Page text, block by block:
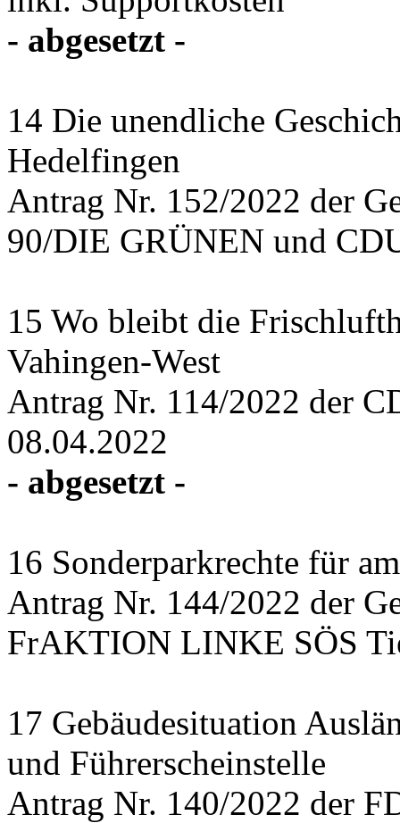
- abgesetzt -
14 Die unendliche
Hedelfingen
Antrag Nr. 152/2022 der
90/DIE GRÜNEN und
15 Wo bleibt die
Vahingen-West
Antrag Nr. 114/2022 der
08.04.2022
- abgesetzt -
16 Sonderparkrechte für
Antrag Nr. 144/2022 der
FrAKTION LINKE SÖS
17 Gebäudesituation
und Führerscheinstelle
Antrag Nr. 140/2022 der